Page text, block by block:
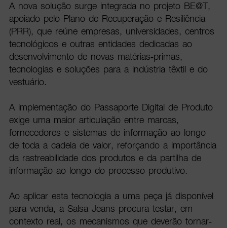
A nova solução surge integrada no projeto BE@T,
apoiado pelo Plano de Recuperação e Resiliência
(PRR), que reúne empresas, universidades, centros
tecnológicos e outras entidades dedicadas ao
desenvolvimento de novas matérias-primas,
tecnologias e soluções para a indústria têxtil e do
vestuário.
A implementação do Passaporte Digital de Produto
exige uma maior articulação entre marcas,
fornecedores e sistemas de informação ao longo
de toda a cadeia de valor, reforçando a importância
da rastreabilidade dos produtos e da partilha de
informação ao longo do processo produtivo.
Ao aplicar esta tecnologia a uma peça já disponível
para venda, a Salsa Jeans procura testar, em
contexto real, os mecanismos que deverão tornar-